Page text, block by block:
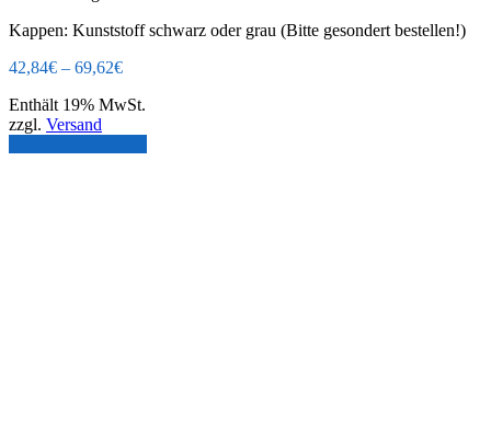
Kappen: Kunststoff schwarz oder grau (Bitte gesondert bestellen!)
42,84€ – 69,62€
Enthält 19% MwSt.
zzgl. Versand